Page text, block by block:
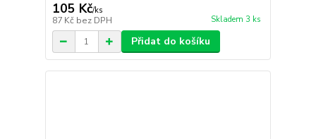
105 Kč/ks
87 Kč bez DPH Skladem 3 ks
Přidat do košíku